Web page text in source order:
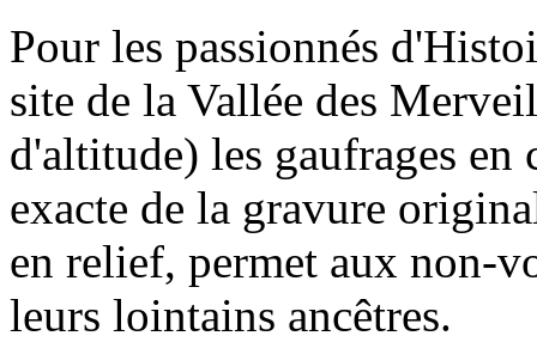
Pour les passionnés
site de la Vallée des
d'altitude) les gaufrages
exacte de la gravure
en relief, permet aux non-
leurs lointains ancêtres.